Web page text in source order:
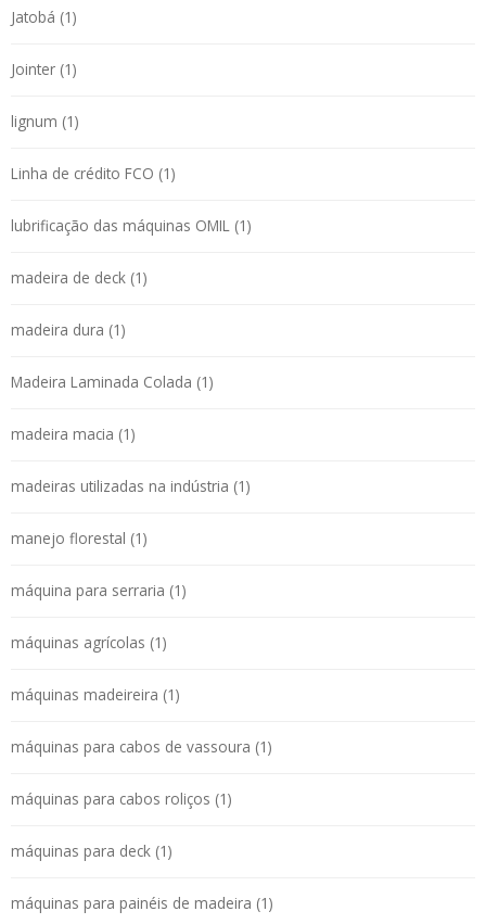
Jatobá (1)
Jointer (1)
lignum (1)
Linha de crédito FCO (1)
lubrificação das máquinas OMIL (1)
madeira de deck (1)
madeira dura (1)
Madeira Laminada Colada (1)
madeira macia (1)
madeiras utilizadas na indústria (1)
manejo florestal (1)
máquina para serraria (1)
máquinas agrícolas (1)
máquinas madeireira (1)
máquinas para cabos de vassoura (1)
máquinas para cabos roliços (1)
máquinas para deck (1)
máquinas para painéis de madeira (1)